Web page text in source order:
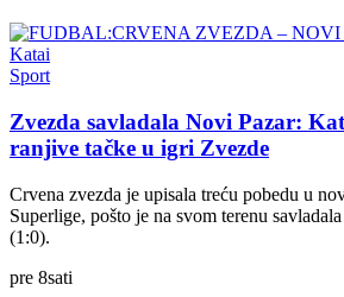
Sport
Zvezda savladala Novi Pazar:
ranjive tačke u igri Zvezde
Crvena zvezda je upisala treću pobedu u
Superlige, pošto je na svom terenu
(1:0).
pre 8sati